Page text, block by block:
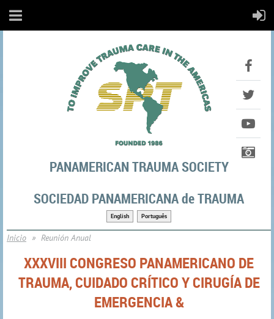
PANAMERICAN TRAUMA SOCIETY
SOCIEDAD PANAMERICANA de TRAUMA
English Português
Inicio Reunión Anual
XXXVIII CONGRESO PANAMERICANO DE
TRAUMA, CUIDADO CRÍTICO Y CIRUGÍA DE
EMERGENCIA &